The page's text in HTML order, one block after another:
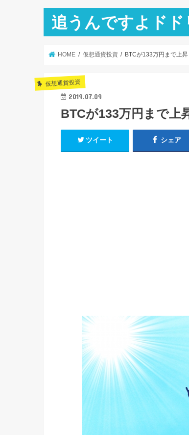
追うんですよドド
HOME 仮想通貨投資 BTCが133万円まで上
仮想通貨投資
2019.07.09
BTCが133万円まで上
ツイート シェア